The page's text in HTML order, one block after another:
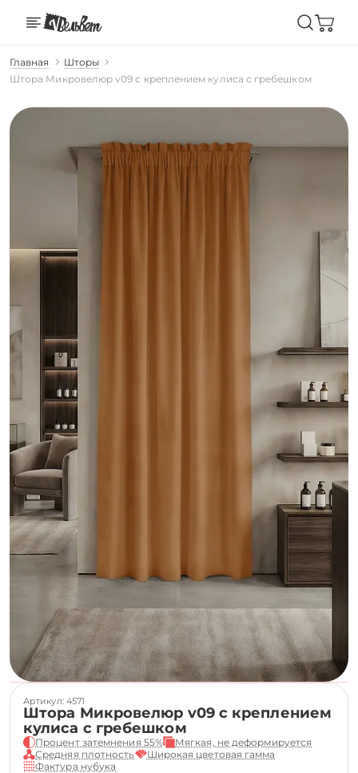
Главная
Шторы
Штора Микровелюр v09 с креплением кулиса с гребешком
Артикул: 4571
Штора Микровелюр v09 с креплением
кулиса с гребешком
Процент затемнения 55%
Мягкая, не деформируется
Средняя плотность
Широкая цветовая гамма
Фактура нубука